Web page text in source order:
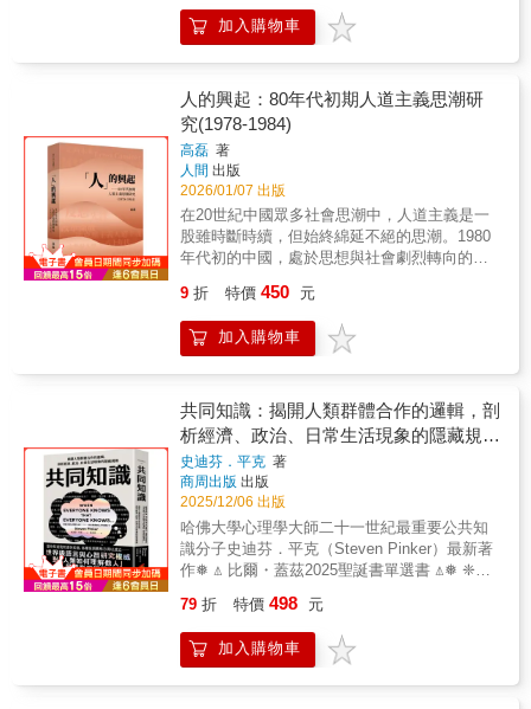
命。」 ★獲選《星期日泰晤士報》年度好書，
入圍二○二二年英國重量級非虛構文學獎──巴
（John Berger）作品《幸運之人》的步伐，尋
找醫病之間純粹的「人的關係」。 談醫病依附
關係、生命哲理、醫療省思，所謂豐盛與富
足，是共處一地的居民與自然環境給予的餽
贈。作者在整理久病之母的舊房時，發現了一
本書，美學大師──約翰・伯格的作品《幸運之
人》（A Fortunate Man），閱讀的力量引領她
認識了近在咫尺的非凡人物：多年來選擇在偏
遠林谷區執業的全科醫師──她對共同居處於山
谷的病患們瞭若指掌，眾人的生命故事與自我
而寫就的關於醫病思索的美麗書冊。 尋找醫病
之間純粹的「人的關係」。 關懷病患的真諦在
於傾聽、理解、設身處地、接納每個人的本
醫師的生命餽贈∣當醫師是一種「成為」而非
「知道」的過程。 本書緣起於布克獎作家、美
學大師──約翰・伯格的作品《幸運之人》，作
者因緣際會返回當年書中所述之山谷，尋找伯
格捕捉到的鄉村老醫師所面臨的關卡並從其醫
療接續者的身上看見新的意念。彷彿一本書中
書，這是關乎醫病思索的美麗書冊，筆下描繪
了當代鄉村家庭醫師與患者彼此身心牽繫的全
病患的認識，與能力所及的範疇內結合兩者的
契機。鄉村醫師所為何來？每一種關係絕非平
面而單向，山谷年月是對醫療體系的審視，亦
是醫師對從醫之途與自我價值的再詮釋。同
時，藉此探究醫病之間最沉重的顧慮──界線：
加入購物車
人的興起：80年代初期人道主義思潮研
究(1978-1984)
高磊 著
人間 出版
2026/01/07 出版
在20世紀中國眾多社會思潮中，人道主義是一
股雖時斷時續，但始終綿延不絕的思潮。1980
年代初的中國，處於思想與社會劇烈轉向的時
代曙光，重新召喚出對「人」的思考。正是在
此契機中，「人道主義思潮」再次浮現。由此
開啟對「人」的廣泛討論，成為了幾個重要
代初期人道主義思潮」為核心論題，追索它的
發生動因、理論資源和思想意涵。研究立足思
想與知識的互動關係，兼顧文本細讀與理論分
析，重點探討「人道主義」作為一種觀念體
系，如何在改革開放初期的社會轉型中被重新
激活、詮釋與爭辯，揭示出當代中國思想史中
重建人之尊嚴、價值與主體性努力的曲折過
程。 研究指出，1980年代初期「人」的問
題不只是對啟蒙現代性的再版，而是對社會主
義現代化進程中「人」之處境的內在反思。人
學與哲學話語的「人學辯論」，並在意識形態
領導者周揚、胡喬木的公開論爭中，共同織就
了一場跨越文學、美學、哲學的思想大潮。思
9 折 特價 450 元
加入購物車
共同知識：揭開人類群體合作的邏輯，剖
析經濟、政治、日常生活現象的隱藏規則
【比爾蓋茲2025聖誕推薦書單】
史迪芬．平克 著
商周出版 出版
2025/12/06 出版
哈佛大學心理學大師二十一世紀最重要公共知
識分子史迪芬．平克（Steven Pinker）最新著
作❅ ⍋ 比爾・蓋茲2025聖誕書單選書 ⍋❅ ❈當
立──世界級語言與心智研究權威、對「人類如
何理解他人」最精彩的回答❈★「這本書改變
了我對人際互動的看法，我敢打賭，它也會改
79 折 特價 498 元
加入購物車